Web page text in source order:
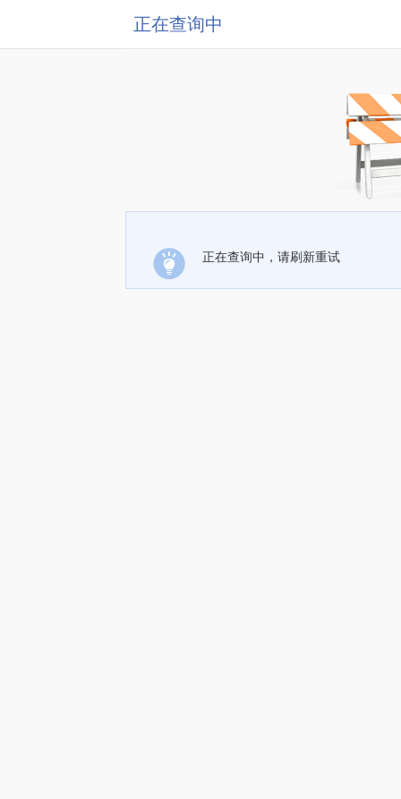
正在查询中
正在查询中，请刷新重试